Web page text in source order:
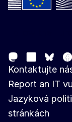
MastodonLinkedIn
Bluesky
Kontaktujte
Report an IT
Jazyková
stránkách